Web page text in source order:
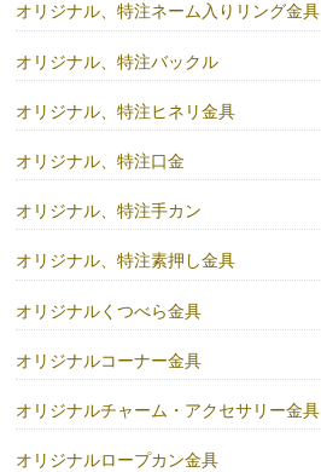
オリジナル、特注ネーム入りリング金具
オリジナル、特注バックル
オリジナル、特注ヒネリ金具
オリジナル、特注口金
オリジナル、特注手カン
オリジナル、特注素押し金具
オリジナルくつべら金具
オリジナルコーナー金具
オリジナルチャーム・アクセサリー金具
オリジナルロープカン金具